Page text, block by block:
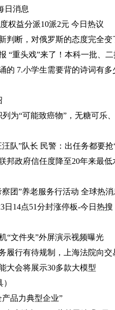
日消息
权益分派10派2元 今日热议
判断，对俄罗斯的态度完全变
“重头戏”来了！本科一批、
的 7.小学生需要背的诗词有多
为“可能致癌物”，无糖可乐
队”队长 民警：出任务都要抢
邦政府信任度降至20年来最低
团”养老服务行活动 全球热消
日14点51分封涨停板-今日热搜
“文件夹”外屏演示视频曝光
履行有待规制，上海法院向
大会将展示30多款大模型
品力典型企业”